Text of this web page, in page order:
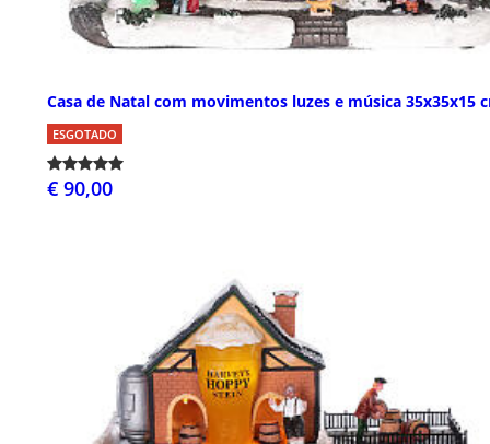
Casa de Natal com movimentos luzes e música 35x35x15
ESGOTADO
€ 90,00